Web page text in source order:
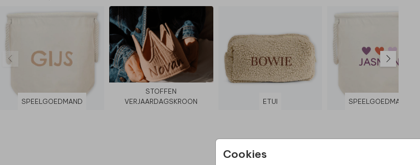
Cookies
SPEELGOEDMAND
STOFFEN
VERJAARDAGSKROON
ETUI SPEELGOEDMAND